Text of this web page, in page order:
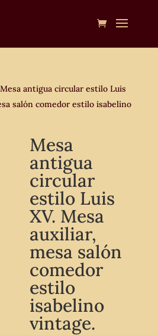
antigua circular estilo Luis
salón comedor estilo isabelino
Mesa
antigua
circular
estilo Luis
XV. Mesa
auxiliar,
mesa salón
comedor
estilo
isabelino
vintage.